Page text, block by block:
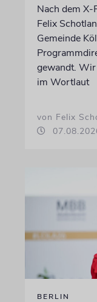
Nach dem X-
Felix
Gemeinde
gewandt. Wir
im Wortlaut
von Felix
BERLIN